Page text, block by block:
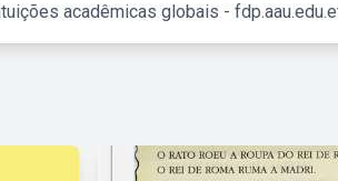
acadêmicas globais -